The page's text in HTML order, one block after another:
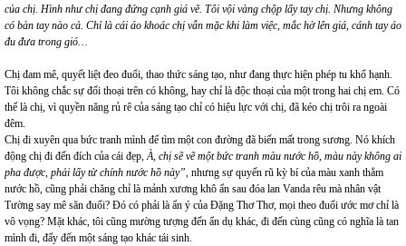
của chị. Hình như chị đang đứng cạnh giá vẽ. Tôi vội vàng chộp lấy tay chị. Nhưng không
có bàn tay nào cả. Chỉ là cái áo khoác chị vẫn mặc khi làm việc, mắc hờ lên giá, cánh tay áo
đu đưa trong gió…
Chị đam mê, quyết liệt đeo đuổi, thao thức sáng tạo, như đang thực hiện phép tu khổ hạnh.
Tôi không chắc sự đối thoại trên có không, hay chỉ là độc thoại của một trong hai chị em. Có
thể là chị, vì quyền năng rủ rê của sáng tạo chỉ có hiệu lực với chị, đã kéo chị trôi ra ngoài
đêm.
Chị đi xuyên qua bức tranh mình để tìm một con đường đã biến mất trong sương. Nó khích
động chị đi đến đích của cái đẹp, À, chị sẽ vẽ một bức tranh màu nước hồ, màu này không ai
pha được, phải lấy từ chính nước hồ này” , nhưng sự quyến rũ kỳ bí của màu xanh thẳm
nước hồ, cũng phải chăng chỉ là mảnh xương khô ẩn sau đóa lan Vanda rêu mà nhân vật
Tường say mê săn đuổi? Đó có phải là ẩn ý của Đặng Thơ Thơ, mọi theo đuổi ước mơ chỉ là
vô vọng? Mặt khác, tôi cũng mường tượng đến ẩn dụ khác, đi đến cùng cũng có nghĩa là tan
mình đi, đẩy đến một sáng tạo khác tái sinh.